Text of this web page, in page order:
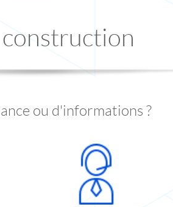
construction
ou d'informations ?